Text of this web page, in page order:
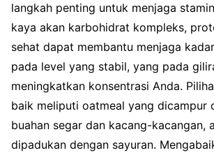
langkah penting untuk menjaga
kaya akan karbohidrat kompleks,
sehat dapat membantu menjaga
pada level yang stabil, yang pada
meningkatkan konsentrasi Anda.
baik meliputi oatmeal yang dicampur
buahan segar dan kacang-kacangan,
dipadukan dengan sayuran.